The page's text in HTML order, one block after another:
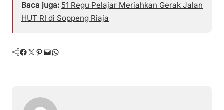
Baca juga: 51 Regu Pelajar Meriahkan Gerak Jalan
HUT RI di Soppeng Riaja
Facebook Twitter Pinterest Mail WhatsApp